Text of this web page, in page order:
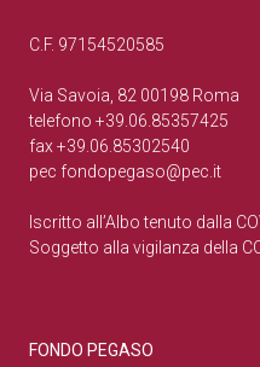
C.F. 97154520585
Via Savoia, 82 00198 Roma
telefono +39.06.85357425
fax +39.06.85302540
pec fondopegaso@pec.it
Iscritto all’Albo tenuto dalla
Soggetto alla vigilanza della
FONDO PEGASO